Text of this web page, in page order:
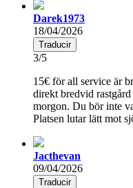
Darek1973
18/04/2026
Traducir
3/5
15€ för all service är
direkt bredvid
morgon. Du bör inte
Platsen lutar lätt mot
Jacthevan
09/04/2026
Traducir